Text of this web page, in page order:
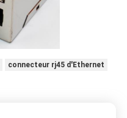
connecteur rj45 d'Ethernet